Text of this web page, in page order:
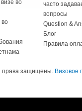
во
часто
вопросы
Question &
Блог
Правила
права защищены. Визовое